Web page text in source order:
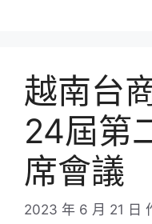
越南台
24屆第
席會議
2023 年 6 月 21 日